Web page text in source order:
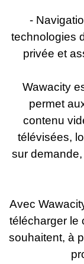
-
technologies
privée et
Wawacity
permet
contenu
télévisées,
sur
Avec
télécharger le
souhaitent, à